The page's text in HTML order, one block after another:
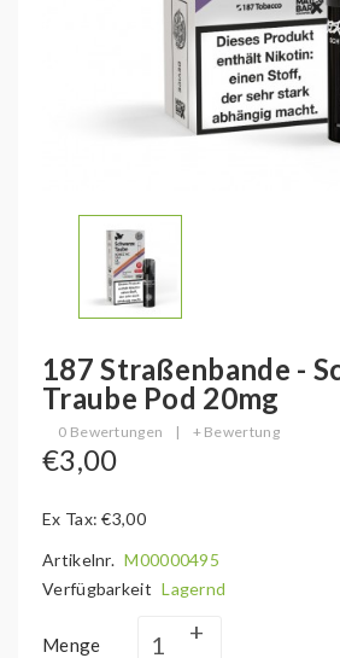
187 Straßenbande -
Traube Pod 20mg
0 Bewertungen | + Bewertung
€3,00
Ex Tax: €3,00
Artikelnr. M00000495
Verfügbarkeit Lagernd
Menge